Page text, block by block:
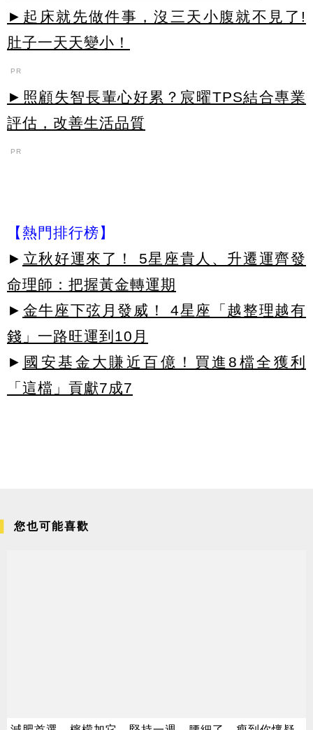
►起床就先做件事，沒三天小腹就不見了!
肚子一天天變小！
PR
►照顧失智長輩心好累？宸曜TPS結合專業
評估，改善生活品質
PR
【熱門排行榜】
► 立秋好運來了！ 5星座貴人、升遷運齊發
命理師：把握黃金轉運期
► 金牛座下弦月發威！ 4星座「越整理越有
錢」一路旺運到10月
► 國安基金大賺近百億！買進8檔全獲利
「這檔」貢獻7成7
您也可能喜歡